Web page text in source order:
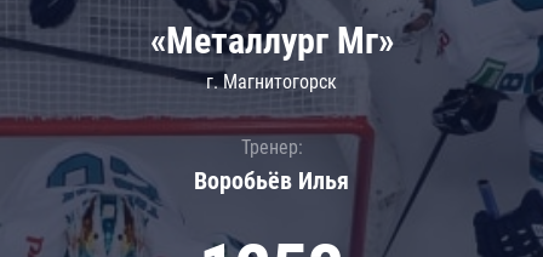
«Металлург Мг»
г. Магнитогорск
Тренер:
Воробьёв Илья